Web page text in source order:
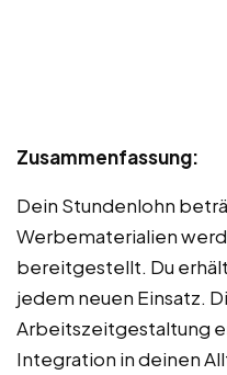
Zusammenfassung:
Dein Stundenlohn
Werbematerialien
bereitgestellt. Du
jedem neuen Einsatz.
Arbeitszeitgestaltung
Integration in deinen